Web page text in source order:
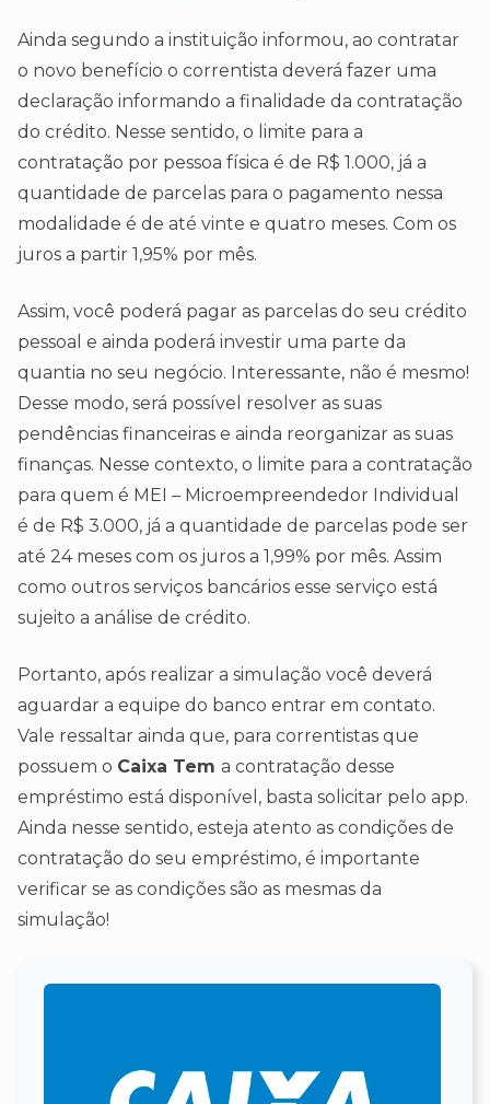
Ainda segundo a instituição informou, ao contratar
o novo benefício o correntista deverá fazer uma
declaração informando a finalidade da contratação
do crédito. Nesse sentido, o limite para a
contratação por pessoa física é de R$ 1.000, já a
quantidade de parcelas para o pagamento nessa
modalidade é de até vinte e quatro meses. Com os
juros a partir 1,95% por mês.
Assim, você poderá pagar as parcelas do seu crédito
pessoal e ainda poderá investir uma parte da
quantia no seu negócio. Interessante, não é mesmo!
Desse modo, será possível resolver as suas
pendências financeiras e ainda reorganizar as suas
finanças. Nesse contexto, o limite para a contratação
para quem é MEI – Microempreendedor Individual
é de R$ 3.000, já a quantidade de parcelas pode ser
até 24 meses com os juros a 1,99% por mês. Assim
como outros serviços bancários esse serviço está
sujeito a análise de crédito.
Portanto, após realizar a simulação você deverá
aguardar a equipe do banco entrar em contato.
Vale ressaltar ainda que, para correntistas que
possuem o Caixa Tem a contratação desse
empréstimo está disponível, basta solicitar pelo app.
Ainda nesse sentido, esteja atento as condições de
contratação do seu empréstimo, é importante
verificar se as condições são as mesmas da
simulação!